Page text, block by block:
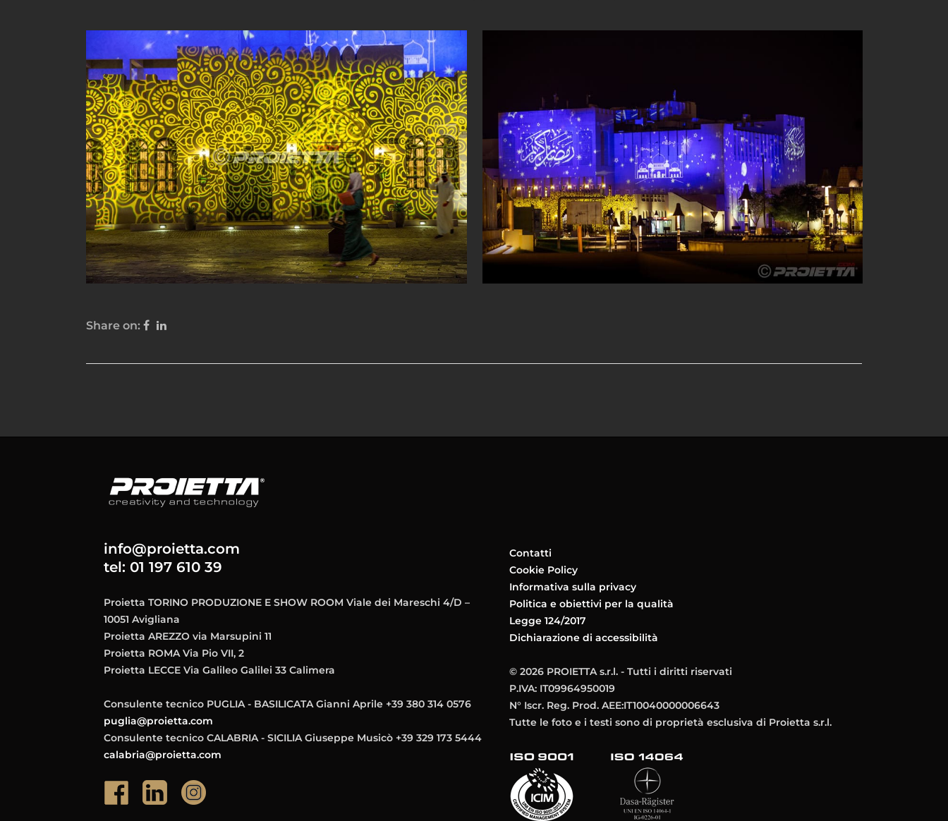
Share on:
info@proietta.com
tel: 01 197 610 39
Proietta TORINO PRODUZIONE E SHOW ROOM Viale dei Mareschi 4/D –
10051 Avigliana
Proietta AREZZO via Marsupini 11
Proietta ROMA Via Pio VII, 2
Proietta LECCE Via Galileo Galilei 33 Calimera
Consulente tecnico PUGLIA - BASILICATA Gianni Aprile +39 380 314 0576
puglia@proietta.com
Consulente tecnico CALABRIA - SICILIA Giuseppe Musicò +39 329 173 5444
calabria@proietta.com
Contatti
Cookie Policy
Informativa sulla privacy
Politica e obiettivi per la qualità
Legge 124/2017
Dichiarazione di accessibilità
© 2026 PROIETTA s.r.l. - Tutti i diritti riservati
P.IVA: IT09964950019
N° Iscr. Reg. Prod. AEE:IT10040000006643
Tutte le foto e i testi sono di proprietà esclusiva di Proietta s.r.l.